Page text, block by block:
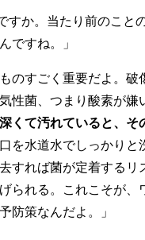
すか。当たり前のこと
ですね。」
ものすごく重要だよ。
性菌、つまり酸素が嫌
くて汚れていると、そ
を水道水でしっかりと
すれば菌が定着するリ
られる。これこそが、
防策なんだよ。」